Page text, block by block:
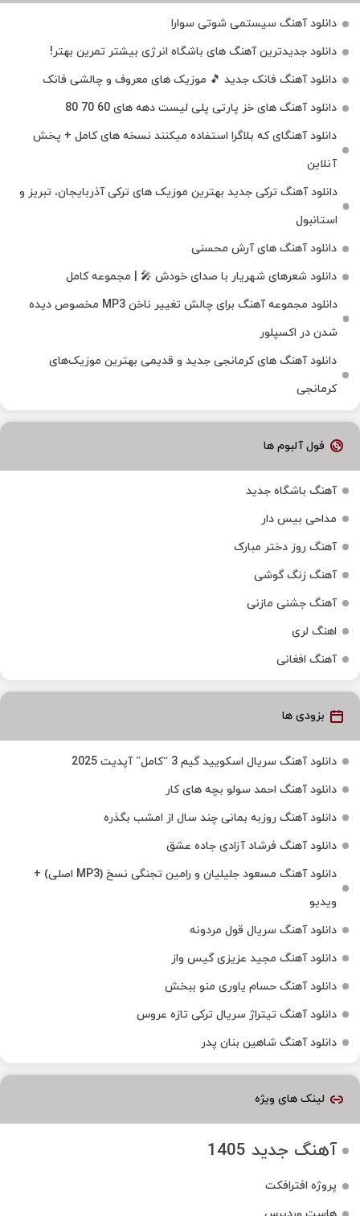
دانلود آهنگ سیستمی شوتی سوارا
دانلود جدیدترین آهنگ‌ های باشگاه انرژی بیشتر تمرین بهتر!
دانلود آهنگ فانک جدید 🎵 موزیک‌ های معروف و چالشی فانک
دانلود آهنگ های خز پارتی پلی لیست دهه های 60 70 80
دانلود آهنگای که بلاگرا استفاده میکنند نسخه های کامل + پخش
آنلاین
دانلود آهنگ ترکی جدید بهترین موزیک‌ های ترکی آذربایجان، تبریز و
استانبول
دانلود آهنگ های آرش محسنی
دانلود شعرهای شهریار با صدای خودش 🎤 | مجموعه کامل
دانلود مجموعه آهنگ برای چالش تغییر ناخن MP3 مخصوص دیده
شدن در اکسپلور
دانلود آهنگ‌ های کرمانجی جدید و قدیمی بهترین موزیک‌های
کرمانجی
فول آلبوم ها
آهنگ باشگاه جدید
مداحی بیس دار
آهنگ روز دختر مبارک
آهنگ زنگ گوشی
آهنگ جشنی مازنی
اهنگ لری
آهنگ افغانی
بزودی ها
دانلود آهنگ سریال اسکویید گیم 3 “کامل” آپدیت 2025
دانلود آهنگ احمد سولو بچه های کار
دانلود آهنگ روزبه بمانی چند سال از امشب بگذره
دانلود آهنگ فرشاد آزادی جاده عشق
دانلود آهنگ مسعود جلیلیان و رامین تجنگی نسخ (MP3 اصلی) +
ویدیو
دانلود آهنگ سریال قول مردونه
دانلود آهنگ مجید عزیزی گیس واز
دانلود آهنگ حسام یاوری منو ببخش
دانلود آهنگ تیتراژ سریال ترکی تازه عروس
دانلود آهنگ شاهین بنان پدر
لینک های ویژه
آهنگ جدید 1405
پروژه افترافکت